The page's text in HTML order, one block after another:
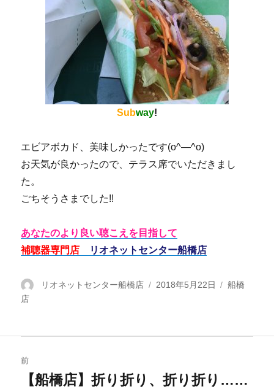
Subway!
エビアボカド、美味しかったです(o^―^o)
お天気が良かったので、テラス席でいただきまし
た。
ごちそうさまでした!!
あなたのより良い聴こえを目指して
補聴器専門店
リオネットセンター船橋店
投
リオネットセンター船橋店
投
2018年5月22日
カ
船橋
店
稿
前
【船橋店】折り折り、折り折り……